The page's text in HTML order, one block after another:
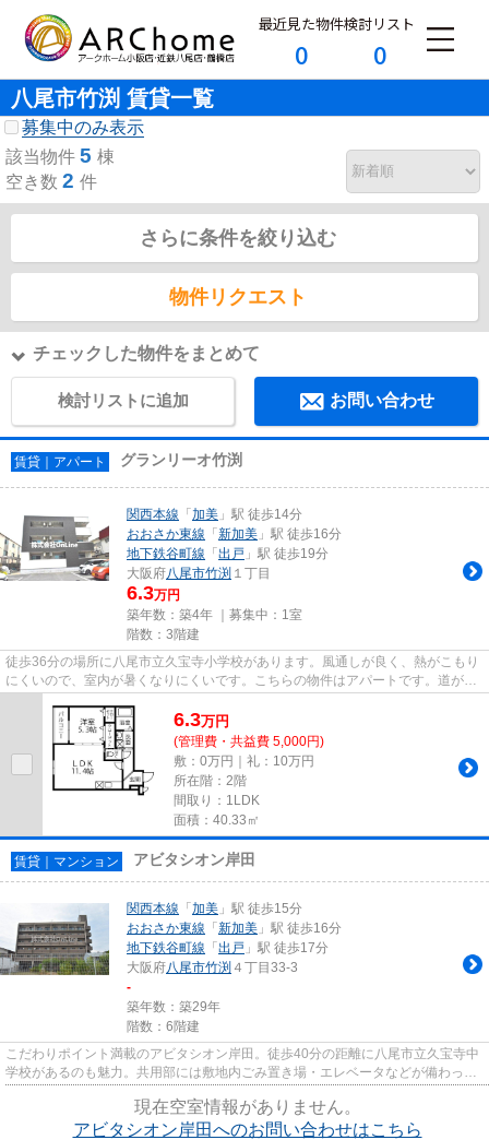
最近見た物件
0
検討リスト
0
八尾市竹渕 賃貸一覧
募集中のみ表示
該当物件 5 棟
空き数 2 件
さらに条件を絞り込む
物件リクエスト
チェックした物件をまとめて
検討リストに追加 お問い合わせ
賃貸｜アパート グランリーオ竹渕
関西本線 「加美 」駅 徒歩14分
おおさか東線 「新加美 」駅 徒歩16分
地下鉄谷町線 「出戸 」駅 徒歩19分
大阪府八尾市竹渕 １丁目
6.3万円
築年数：築4年 ｜募集中： 1室
階数：3階建
徒歩36分の場所に八尾市立久宝寺小学校があります。風通しが良く、熱がこもり
にくいので、室内が暑くなりにくいです。こちらの物件はアパートです。道が平
坦だと買い物も快適にできま...
6.3万円
(管理費・共益費 5,000円)
敷：0万円｜礼：10万円
所在階：2階
間取り：1LDK
面積：40.33㎡
賃貸｜マンション アビタシオン岸田
関西本線 「加美 」駅 徒歩15分
おおさか東線 「新加美 」駅 徒歩16分
地下鉄谷町線 「出戸 」駅 徒歩17分
大阪府八尾市竹渕 ４丁目33-3
-
築年数：築29年
階数：6階建
こだわりポイント満載のアビタシオン岸田。徒歩40分の距離に八尾市立久宝寺中
学校があるのも魅力。共用部には敷地内ごみ置き場・エレベータなどが備わって
おりとても充実しています。...
現在空室情報がありません。
アビタシオン岸田へのお問い合わせはこちら